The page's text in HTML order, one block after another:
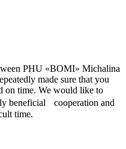
PHU «BOMI» Michalina
made sure that you
on time. We would like to
beneficial cooperation and
time.